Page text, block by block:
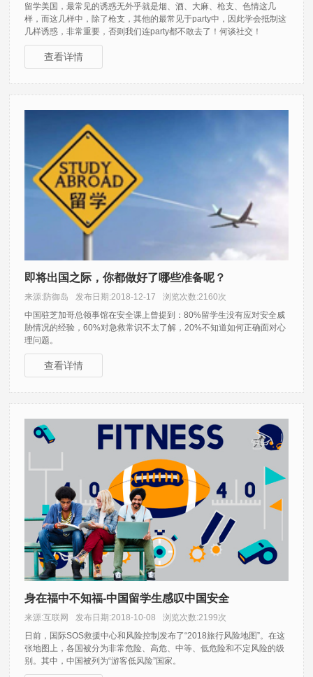
留学美国，最常见的诱惑无外乎就是烟、酒、大麻、枪支、色情这几
样，而这几样中，除了枪支，其他的最常见于party中，因此学会抵制这
几样诱惑，非常重要，否则我们连party都不敢去了！何谈社交！
查看详情
即将出国之际，你都做好了哪些准备呢？
来源:防御岛 发布日期:2018-12-17
浏览次数:2160次
中国驻芝加哥总领事馆在安全课上曾提到：80%留学生没有应对安全威
胁情况的经验，60%对急救常识不太了解，20%不知道如何正确面对心
理问题。
查看详情
身在福中不知福-中国留学生感叹中国安全
来源:互联网 发布日期:2018-10-08
浏览次数:2199次
日前，国际SOS救援中心和风险控制发布了“2018旅行风险地图”。在这
张地图上，各国被分为非常危险、高危、中等、低危险和不定风险的级
别。其中，中国被列为“游客低风险”国家。